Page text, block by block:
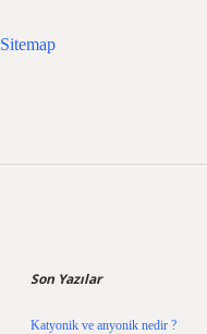
Sitemap
Son Yazılar
Katyonik ve anyonik nedir ?